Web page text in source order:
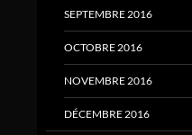
SEPTEMBRE 2016
OCTOBRE 2016
NOVEMBRE 2016
DÉCEMBRE 2016